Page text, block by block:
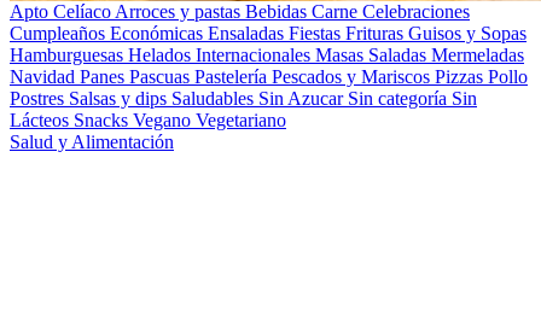
Apto Celíaco Arroces y pastas Bebidas Carne Celebraciones
Cumpleaños Económicas Ensaladas Fiestas Frituras Guisos y Sopas
Hamburguesas Helados Internacionales Masas Saladas Mermeladas
Navidad Panes Pascuas Pastelería Pescados y Mariscos Pizzas Pollo
Postres Salsas y dips Saludables Sin Azucar Sin categoría Sin
Lácteos Snacks Vegano Vegetariano
Salud y Alimentación